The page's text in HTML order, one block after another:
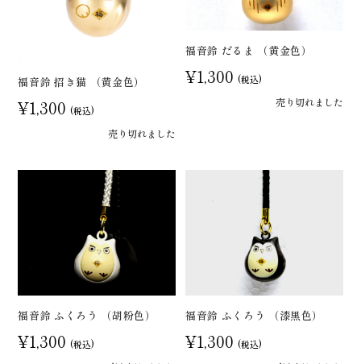
福音鈴 招き猫 （黄金色）
¥1,300 (税込)
売り切れました
福音鈴 だるま （黄金色）
¥1,300 (税込)
売り切れました
福音鈴 ふくろう （胡粉色）
¥1,300 (税込)
福音鈴 ふくろう （漆黒色）
¥1,300 (税込)